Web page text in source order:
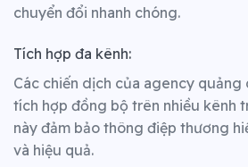
chuyển đổi nhanh chóng.
Tích hợp đa kênh:
Các chiến dịch của agency
tích hợp đồng bộ trên nhiều kênh
này đảm bảo thông điệp thương
và hiệu quả.